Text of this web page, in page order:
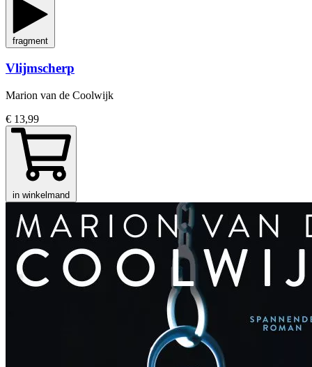
fragment
Vlijmscherp
Marion van de Coolwijk
€ 13,99
in winkelmand